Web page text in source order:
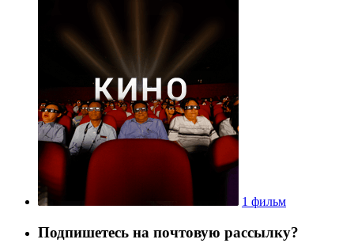
1 фильм
Подпишетесь на почтовую рассылку?